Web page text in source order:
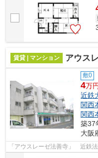
賃貸 | マンション アウス
敷0
4万
近鉄
関西
関西
築37
大阪
「アウスレーゼ法善寺」 近鉄